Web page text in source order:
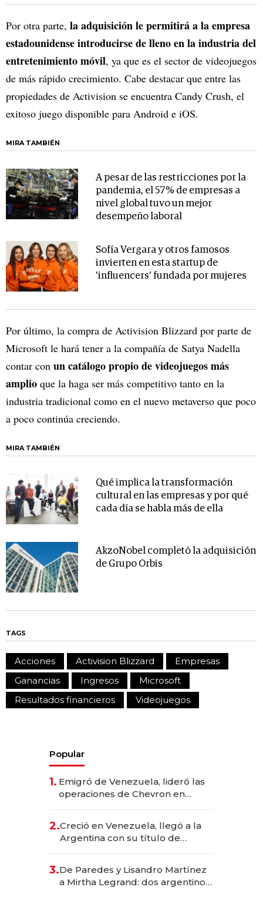
Por otra parte, la adquisición le permitirá a la empresa
estadounidense introducirse de lleno en la industria del
entretenimiento móvil, ya que es el sector de videojuegos
de más rápido crecimiento. Cabe destacar que entre las
propiedades de Activision se encuentra Candy Crush, el
exitoso juego disponible para Android e iOS.
MIRA TAMBIÉN
A pesar de las restricciones por la
pandemia, el 57% de empresas a
nivel global tuvo un mejor
desempeño laboral
Sofía Vergara y otros famosos
invierten en esta startup de
'influencers' fundada por mujeres
Por último, la compra de Activision Blizzard por parte de
Microsoft le hará tener a la compañía de Satya Nadella
contar con un catálogo propio de videojuegos más
amplio que la haga ser más competitivo tanto en la
industria tradicional como en el nuevo metaverso que poco
a poco continúa creciendo.
MIRA TAMBIÉN
Qué implica la transformación
cultural en las empresas y por qué
cada día se habla más de ella
AkzoNobel completó la adquisición
de Grupo Orbis
TAGS
Acciones Activision Blizzard
Empresas
Ganancias
Ingresos
Microsoft
Resultados financieros
Videojuegos
Popular
1. Emigró de Venezuela, lideró las
operaciones de Chevron en
2.Creció en Venezuela, llegó a la
Argentina con su título de
las marcas "fast premium"
3.De Paredes y Lisandro Martínez
a Mirtha Legrand: dos argentinos